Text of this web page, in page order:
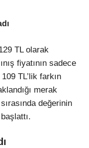
TL olarak
fiyatının sadece
TL’lik farkın
merak
değerinin